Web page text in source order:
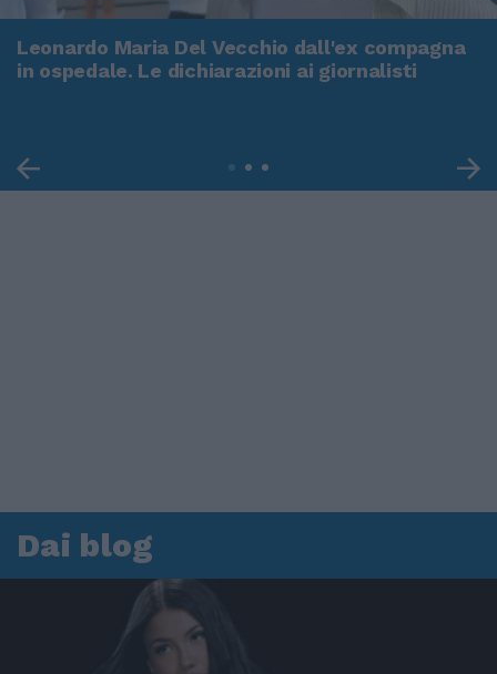
Leonardo Maria Del Vecchio dall'ex compagna
in ospedale. Le dichiarazioni ai giornalisti
Dai blog